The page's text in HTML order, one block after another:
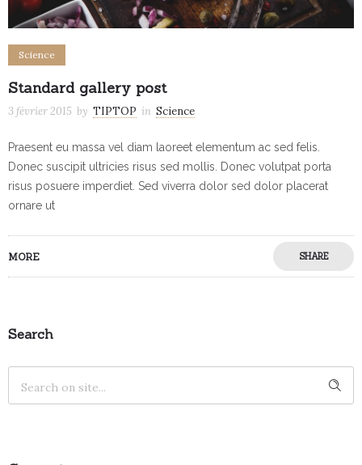
Science
Standard gallery post
3 février 2015 by TIPTOP in Science
Praesent eu massa vel diam laoreet elementum ac sed felis.
Donec suscipit ultricies risus sed mollis. Donec volutpat porta
risus posuere imperdiet. Sed viverra dolor sed dolor placerat
ornare ut
MORE SHARE
Search